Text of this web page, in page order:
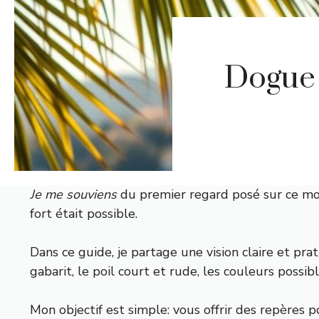
Je me souviensdu premier regard posé sur ce
fort était possible.
Dans ce guide, je partage une vision claire et
gabarit, le poil court et rude, les couleurs
Mon objectif est simple: vous offrir des repères